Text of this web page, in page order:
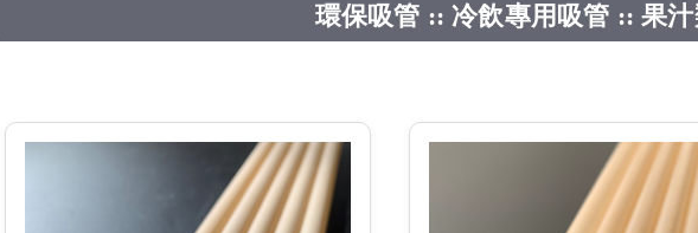
環保吸管 :: 冷飲專用吸管 :: 果